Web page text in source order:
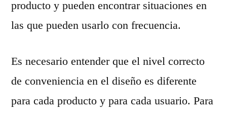
producto y pueden encontrar situaciones en
las que pueden usarlo con frecuencia.
Es necesario entender que el nivel correcto
de conveniencia en el diseño es diferente
para cada producto y para cada usuario. Para